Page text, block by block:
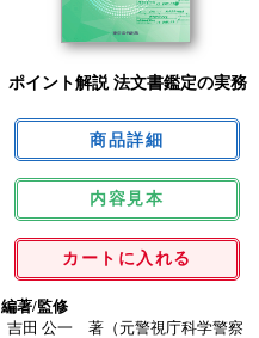
ポイント解説 法文書鑑定の実務
内容見本
カートに入れる
編著/監修
吉田 公一 著（元警視庁科学警察